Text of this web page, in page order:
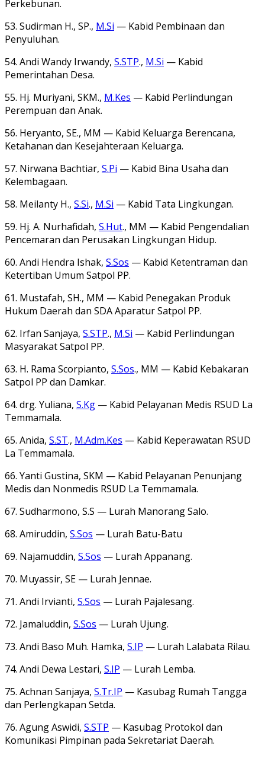
Perkebunan.
53. Sudirman H., SP., M.Si — Kabid Pembinaan dan
Penyuluhan.
54. Andi Wandy Irwandy, S.STP., M.Si — Kabid
Pemerintahan Desa.
55. Hj. Muriyani, SKM., M.Kes — Kabid Perlindungan
Perempuan dan Anak.
56. Heryanto, SE., MM — Kabid Keluarga Berencana,
Ketahanan dan Kesejahteraan Keluarga.
57. Nirwana Bachtiar, S.Pi — Kabid Bina Usaha dan
Kelembagaan.
58. Meilanty H., S.Si., M.Si — Kabid Tata Lingkungan.
59. Hj. A. Nurhafidah, S.Hut., MM — Kabid Pengendalian
Pencemaran dan Perusakan Lingkungan Hidup.
60. Andi Hendra Ishak, S.Sos — Kabid Ketentraman dan
Ketertiban Umum Satpol PP.
61. Mustafah, SH., MM — Kabid Penegakan Produk
Hukum Daerah dan SDA Aparatur Satpol PP.
62. Irfan Sanjaya, S.STP., M.Si — Kabid Perlindungan
Masyarakat Satpol PP.
63. H. Rama Scorpianto, S.Sos., MM — Kabid Kebakaran
Satpol PP dan Damkar.
64. drg. Yuliana, S.Kg — Kabid Pelayanan Medis RSUD La
Temmamala.
65. Anida, S.ST., M.Adm.Kes — Kabid Keperawatan RSUD
La Temmamala.
66. Yanti Gustina, SKM — Kabid Pelayanan Penunjang
Medis dan Nonmedis RSUD La Temmamala.
67. Sudharmono, S.S — Lurah Manorang Salo.
68. Amiruddin, S.Sos — Lurah Batu-Batu
69. Najamuddin, S.Sos — Lurah Appanang.
70. Muyassir, SE — Lurah Jennae.
71. Andi Irvianti, S.Sos — Lurah Pajalesang.
72. Jamaluddin, S.Sos — Lurah Ujung.
73. Andi Baso Muh. Hamka, S.IP — Lurah Lalabata Rilau.
74. Andi Dewa Lestari, S.IP — Lurah Lemba.
75. Achnan Sanjaya, S.Tr.IP — Kasubag Rumah Tangga
dan Perlengkapan Setda.
76. Agung Aswidi, S.STP — Kasubag Protokol dan
Komunikasi Pimpinan pada Sekretariat Daerah.